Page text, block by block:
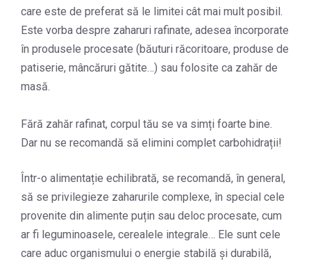
care este de preferat să le limitei cât mai mult posibil.
Este vorba despre zaharuri rafinate, adesea încorporate
în produsele procesate (băuturi răcoritoare, produse de
patiserie, mâncăruri gătite…) sau folosite ca zahăr de
masă.
Fără zahăr rafinat, corpul tău se va simți foarte bine.
Dar nu se recomandă să elimini complet carbohidrații!
Într-o alimentație echilibrată, se recomandă, în general,
să se privilegieze zaharurile complexe, în special cele
provenite din alimente puțin sau deloc procesate, cum
ar fi leguminoasele, cerealele integrale… Ele sunt cele
care aduc organismului o energie stabilă și durabilă,